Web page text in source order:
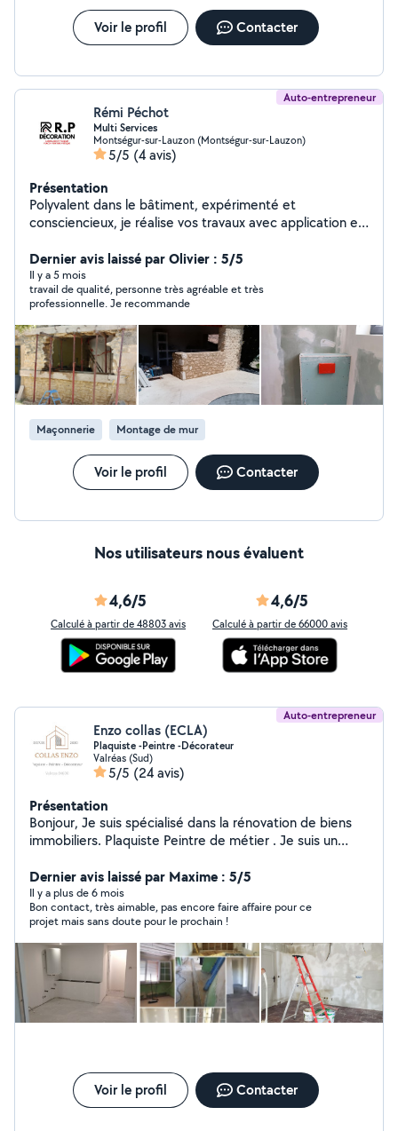
Voir le profil Contacter
Auto-entrepreneur
Rémi Péchot
Multi Services
Montségur-sur-Lauzon (Montségur-sur-Lauzon)
5/5 (4 avis)
Présentation
Polyvalent dans le bâtiment, expérimenté et
consciencieux, je réalise vos travaux avec application et
bande a joints,peinture , enduit traditionnel,
carrelage,parquet, montage de meuble et de cuisine
,toiture,etc...
Dernier avis laissé par Olivier : 5/5
Il y a 5 mois
travail de qualité, personne très agréable et très
professionnelle. Je recommande
Maçonnerie Montage de mur
Voir le profil Contacter
Nos utilisateurs nous évaluent
4,6/5
Calculé à partir de 48803 avis
4,6/5
Calculé à partir de 66000 avis
Auto-entrepreneur
Enzo collas (ECLA)
Plaquiste -Peintre -Décorateur
Valréas (Sud)
5/5 (24 avis)
Présentation
Bonjour, Je suis spécialisé dans la rénovation de biens
immobiliers. Plaquiste Peintre de métier . Je suis un
travaux. Pour les demandes de chantier de plus de 30
km consultez moi sur ma page google Cordialement
Collas Enzo
Dernier avis laissé par Maxime : 5/5
Il y a plus de 6 mois
Bon contact, très aimable, pas encore faire affaire pour ce
projet mais sans doute pour le prochain !
Voir le profil Contacter